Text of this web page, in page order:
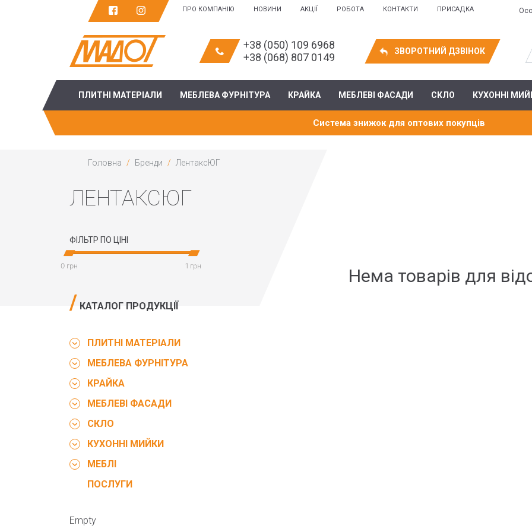
ПРО КОМПАНІЮ НОВИНИ АКЦІЇ РОБОТА КОНТАКТИ ПРИСАДКА
+38 (050) 109 6968
+38 (068) 807 0149
ЗВОРОТНИЙ ДЗВІНОК
ПЛИТНІ МАТЕРІАЛИ МЕБЛЕВА ФУРНІТУРА КРАЙКА МЕБЛЕВІ ФАСАДИ СКЛО КУХОННІ
Система знижок для оптових покупців
Головна Бренди ЛентаксЮГ
ЛЕНТАКСЮГ
ФІЛЬТР ПО ЦІНІ
0 грн 1 грн
КАТАЛОГ ПРОДУКЦІЇ
ПЛИТНІ МАТЕРІАЛИ
МЕБЛЕВА ФУРНІТУРА
КРАЙКА
МЕБЛЕВІ ФАСАДИ
СКЛО
КУХОННІ МИЙКИ
МЕБЛІ
ПОСЛУГИ
Нема товарів для
Empty